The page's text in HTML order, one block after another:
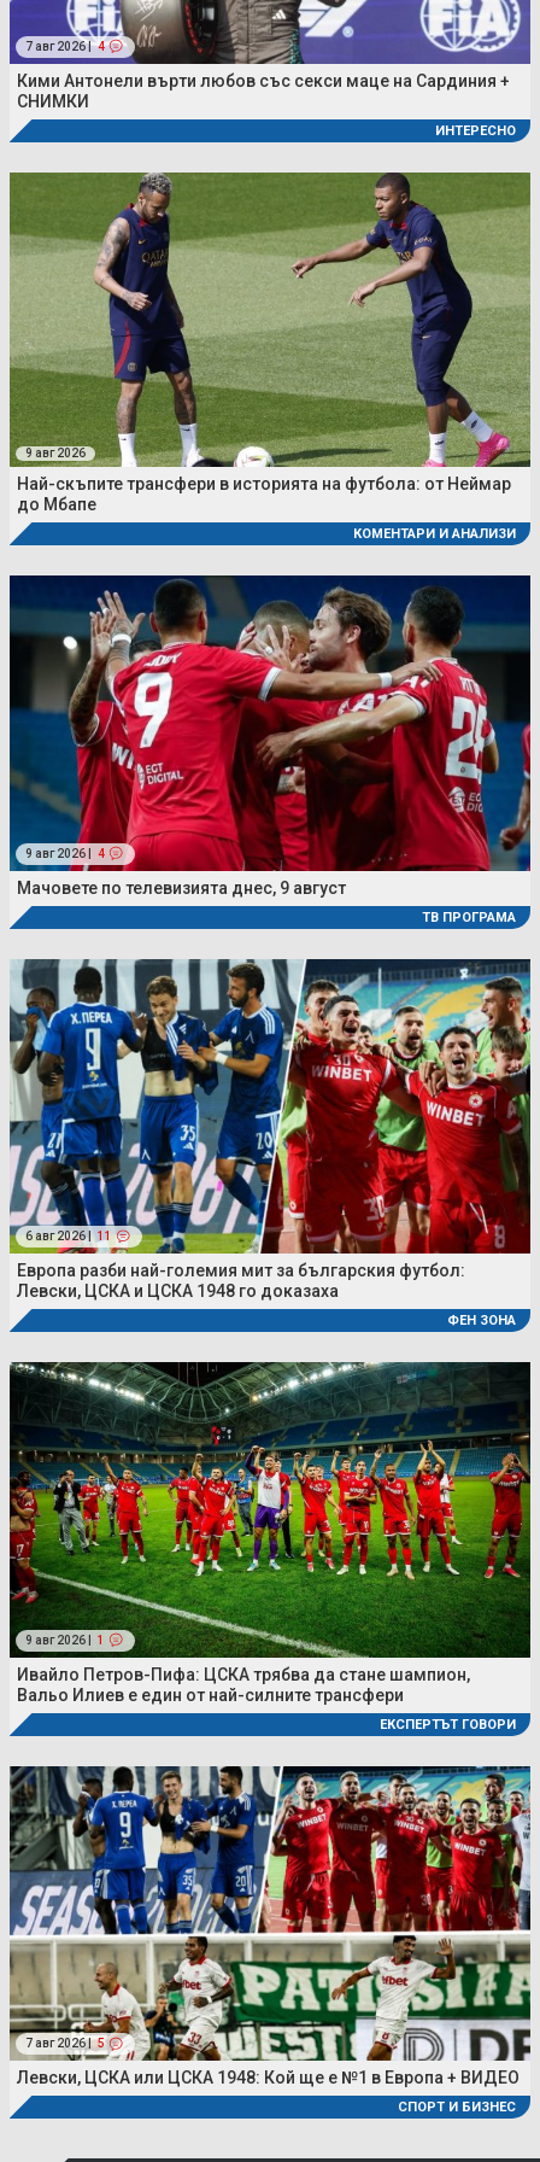
7 авг 2026 | 4
Кими Антонели върти любов със секси маце на Сардиния +
СНИМКИ
ИНТЕРЕСНО
9 авг 2026
Най-скъпите трансфери в историята на футбола: от Неймар
до Мбапе
КОМЕНТАРИ И АНАЛИЗИ
9 авг 2026 | 4
Мачовете по телевизията днес, 9 август
ТВ ПРОГРАМА
6 авг 2026 | 11
Европа разби най-големия мит за българския футбол:
Левски, ЦСКА и ЦСКА 1948 го доказаха
ФЕН ЗОНА
9 авг 2026 | 1
Ивайло Петров-Пифа: ЦСКА трябва да стане шампион,
Вальо Илиев е един от най-силните трансфери
ЕКСПЕРТЪТ ГОВОРИ
7 авг 2026 | 5
Левски, ЦСКА или ЦСКА 1948: Кой ще е №1 в Европа + ВИДЕО
СПОРТ И БИЗНЕС